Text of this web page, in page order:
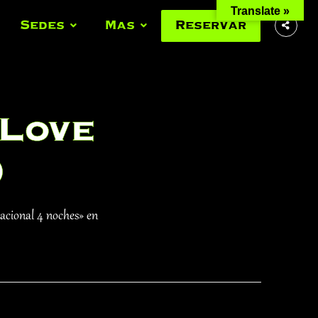
Sedes Mas Reservar
4 noches» en
Translate »